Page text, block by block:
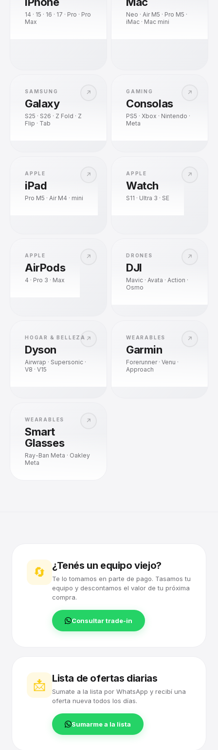
14 · 15 · 16 · 17 · Pro · Pro
Max
Neo · Air M5 · Pro M5 ·
iMac · Mac mini
↗
SAMSUNG
Galaxy
S25 · S26 · Z Fold · Z
Flip · Tab
↗
GAMING
Consolas
PS5 · Xbox · Nintendo ·
Meta
↗
APPLE
iPad
Pro M5 · Air M4 · mini
↗
APPLE
Watch
S11 · Ultra 3 · SE
↗
APPLE
AirPods
4 · Pro 3 · Max
↗
DRONES
DJI
Mavic · Avata · Action ·
Osmo
↗
HOGAR & BELLEZA
Dyson
Airwrap · Supersonic ·
V8 · V15
↗
WEARABLES
Garmin
Forerunner · Venu ·
Approach
↗
WEARABLES
Smart
Glasses
Ray-Ban Meta · Oakley
Meta
🔄 ¿Tenés un equipo viejo?
Te lo tomamos en parte de pago. Tasamos tu
equipo y descontamos el valor de tu próxima
compra.
Consultar trade-in
📩 Lista de ofertas diarias
Sumate a la lista por WhatsApp y recibí una
oferta nueva todos los días.
Sumarme a la lista